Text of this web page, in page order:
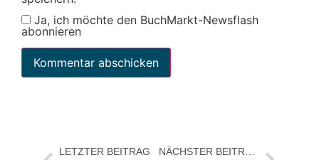
Ja, ich möchte den BuchMarkt-Newsflash
abonnieren
LETZTER BEITRAG